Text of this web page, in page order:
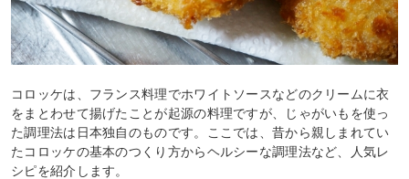
コロッケは、フランス料理でホワイトソースなどのクリームに衣
をまとわせて揚げたことが起源の料理ですが、じゃがいもを使っ
た調理法は日本独自のものです。ここでは、昔から親しまれてい
たコロッケの基本のつくり方からヘルシーな調理法など、人気レ
シピを紹介します。